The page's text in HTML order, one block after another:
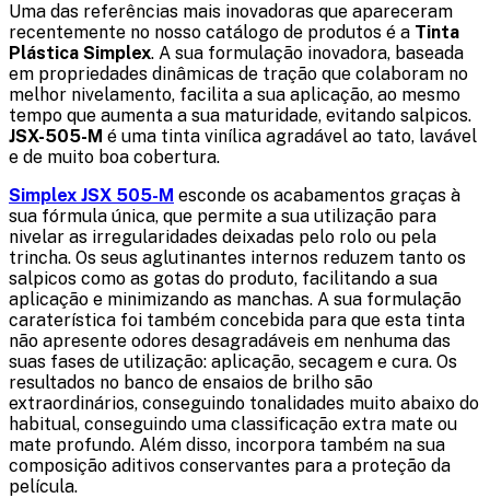
Uma das referências mais inovadoras que apareceram
recentemente no nosso catálogo de produtos é a Tinta
Plástica Simplex. A sua formulação inovadora, baseada
em propriedades dinâmicas de tração que colaboram no
melhor nivelamento, facilita a sua aplicação, ao mesmo
tempo que aumenta a sua maturidade, evitando salpicos.
JSX-505-M é uma tinta vinílica agradável ao tato, lavável
e de muito boa cobertura.
Simplex JSX 505-M esconde os acabamentos graças à
sua fórmula única, que permite a sua utilização para
nivelar as irregularidades deixadas pelo rolo ou pela
trincha. Os seus aglutinantes internos reduzem tanto os
salpicos como as gotas do produto, facilitando a sua
aplicação e minimizando as manchas. A sua formulação
caraterística foi também concebida para que esta tinta
não apresente odores desagradáveis em nenhuma das
suas fases de utilização: aplicação, secagem e cura. Os
resultados no banco de ensaios de brilho são
extraordinários, conseguindo tonalidades muito abaixo do
habitual, conseguindo uma classificação extra mate ou
mate profundo. Além disso, incorpora também na sua
composição aditivos conservantes para a proteção da
película.